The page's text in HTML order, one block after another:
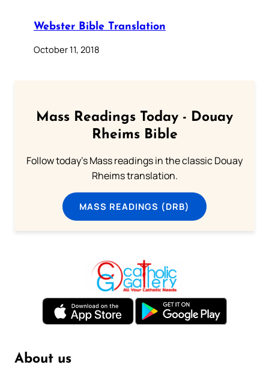
Webster Bible Translation
October 11, 2018
Mass Readings Today - Douay
Rheims Bible
Follow today's Mass readings in the classic Douay
Rheims translation.
MASS READINGS (DRB)
About us